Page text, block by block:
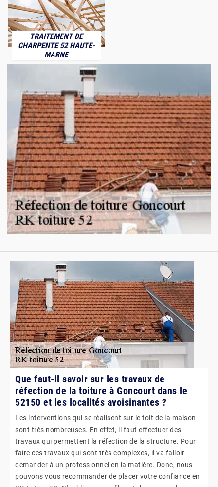
TRAITEMENT DE
CHARPENTE 52 HAUTE-
MARNE
Que faut-il savoir sur les travaux de
réfection de la toiture à Goncourt dans le
52150 et les localités avoisinantes ?
Les interventions qui se réalisent sur le toit de la maison
sont très nombreuses. En effet, il faut effectuer des
travaux qui permettent la réfection de la structure. Pour
faire ces travaux qui sont très complexes, il va falloir
demander à un professionnel en la matière. Donc, nous
pouvons vous recommander de placer votre confiance en